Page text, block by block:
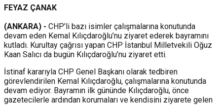
FEYAZ ÇANAK
(ANKARA) - CHP’li bazı isimler çalışmalarına konutunda
devam eden Kemal Kılıçdaroğlu’nu ziyaret ederek bayramını
kutladı. Kurultay çağrısı yapan CHP İstanbul Milletvekili Oğuz
Kaan Salıcı da bugün Kılıçdaroğlu’nu ziyaret etti.
İstinaf kararıyla CHP Genel Başkanı olarak tedbiren
görevlendirilen Kemal Kılıçdaroğlu, çalışmalarına konutunda
devam ediyor. Bayramın ilk gününde Kılıçdaroğlu, önce
gazetecilerle ardından korumaları ve kendisini ziyarete gelen